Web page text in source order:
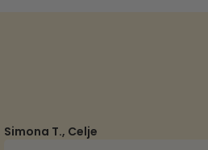
Simona T., Celje